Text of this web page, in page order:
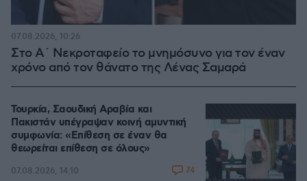
Στο Α΄ Νεκροταφείο το μνημόσυνο για τον έναν
χρόνο από τον θάνατο της Λένας Σαμαρά
07.08.2026, 10:26
Τουρκία, Σαουδική Αραβία και
Πακιστάν υπέγραψαν κοινή αμυντική
συμφωνία: «Επίθεση σε έναν θα
θεωρείται επίθεση σε όλους»
07.08.2026, 14:10 74